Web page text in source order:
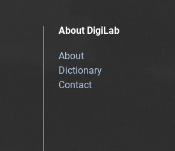
About DigiLab
About
Dictionary
Contact